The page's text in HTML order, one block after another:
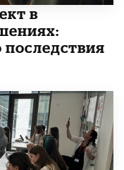
в
последствия